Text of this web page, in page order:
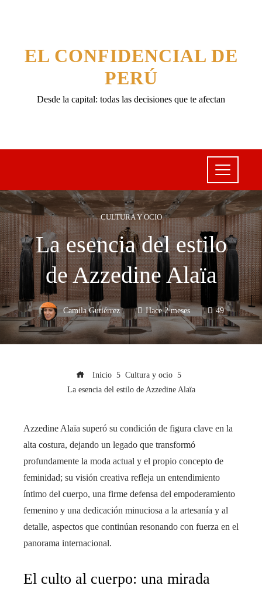
EL CONFIDENCIAL DE
PERÚ
Desde la capital: todas las decisiones que te afectan
CULTURA Y OCIO
La esencia del estilo
de Azzedine Alaïa
Camila Gutiérrez Hace 2 meses 49
Inicio
Cultura y ocio
La esencia del estilo de Azzedine Alaïa
Azzedine Alaïa superó su condición de figura clave en la
alta costura, dejando un legado que transformó
profundamente la moda actual y el propio concepto de
feminidad; su visión creativa refleja un entendimiento
íntimo del cuerpo, una firme defensa del empoderamiento
femenino y una dedicación minuciosa a la artesanía y al
detalle, aspectos que continúan resonando con fuerza en el
panorama internacional.
El culto al cuerpo: una mirada